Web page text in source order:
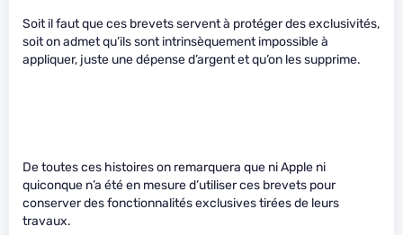
Soit il faut que ces brevets servent à protéger des exclusivités,
soit on admet qu’ils sont intrinsèquement impossible à
appliquer, juste une dépense d’argent et qu’on les supprime.
De toutes ces histoires on remarquera que ni Apple ni
quiconque n’a été en mesure d’utiliser ces brevets pour
conserver des fonctionnalités exclusives tirées de leurs
travaux.